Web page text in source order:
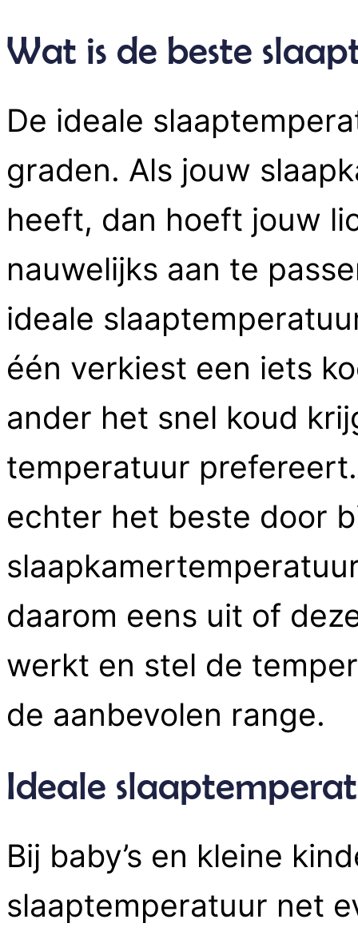
Wat is de beste
De ideale
graden. Als jouw
heeft, dan hoeft jouw
nauwelijks aan te
ideale
één verkiest een iets
ander het snel koud
temperatuur
echter het beste door
daarom eens uit of
werkt en stel de
de aanbevolen range.
Ideale
Bij baby’s en kleine
slaaptemperatuur net